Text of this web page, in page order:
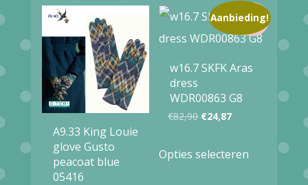
A9.33 King Louie
glove Gusto
peacoat blue
05416
Aanbieding!
w16.7 SKFK Aras
dress
WDR00863 G8
€82,90 Oorspronkelijke
was:
€24,87Huidige
is:
Opties selecteren